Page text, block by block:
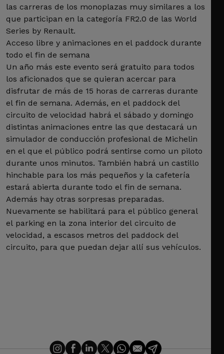
las carreras de los monoplazas muy similares a los
que participan en la categoría FR2.0 de las World
Series by Renault.
Acceso libre y animaciones en el paddock durante
todo el fin de semana
Un año más este evento será gratuito para todos
los aficionados que se quieran acercar para
disfrutar de más de 15 horas de carreras durante
el fin de semana. Además, en el paddock del
circuito de velocidad habrá el sábado y domingo
distintas animaciones entre las que destacará un
simulador de conducción profesional de Michelin
en el que el público podrá sentirse como un piloto
durante unos minutos. También habrá un castillo
hinchable para los más pequeños y la cafetería
estará abierta durante todo el fin de semana.
Además hay otras sorpresas preparadas.
Nuevamente se habilitará para el público general
el parking en la zona interior del circuito de
velocidad, a escasos metros del paddock del
circuito, para que puedan dejar allí sus vehículos.